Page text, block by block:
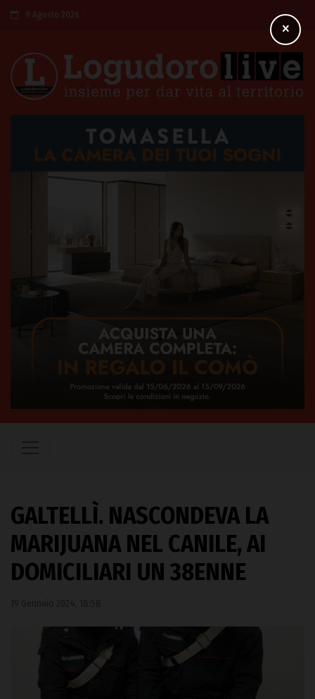
9 Agosto 2026
GALTELLÌ. NASCONDEVA LA
MARIJUANA NEL CANILE, AI
DOMICILIARI UN 38ENNE
×